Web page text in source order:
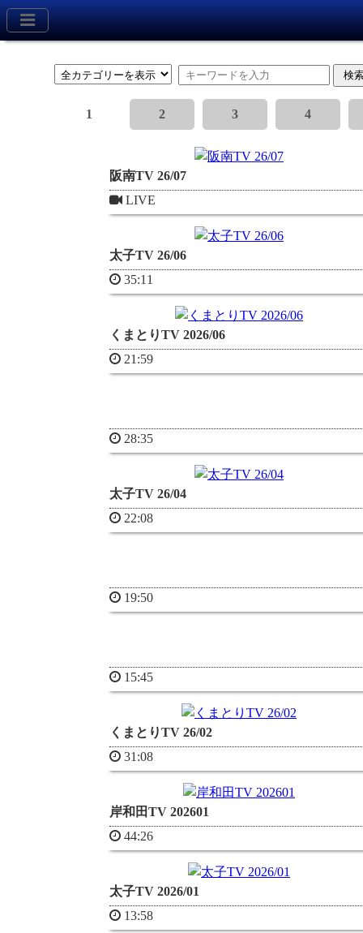
1 2 3 4
阪南TV 26/07
LIVE
太子TV 26/06
35:11
くまとりTV 2026/06
21:59
28:35
太子TV 26/04
22:08
19:50
15:45
くまとりTV 26/02
31:08
岸和田TV 202601
44:26
太子TV 2026/01
13:58